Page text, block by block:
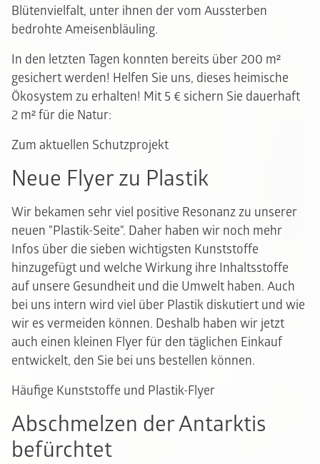
Blütenvielfalt, unter ihnen der vom Aussterben
bedrohte Ameisenbläuling.
In den letzten Tagen konnten bereits über 200 m²
gesichert werden! Helfen Sie uns, dieses heimische
Ökosystem zu erhalten! Mit 5 € sichern Sie dauerhaft
2 m² für die Natur:
Zum aktuellen Schutzprojekt
Neue Flyer zu Plastik
Wir bekamen sehr viel positive Resonanz zu unserer
neuen "Plastik-Seite". Daher haben wir noch mehr
Infos über die sieben wichtigsten Kunststoffe
hinzugefügt und welche Wirkung ihre Inhaltsstoffe
auf unsere Gesundheit und die Umwelt haben. Auch
bei uns intern wird viel über Plastik diskutiert und wie
wir es vermeiden können. Deshalb haben wir jetzt
auch einen kleinen Flyer für den täglichen Einkauf
entwickelt, den Sie bei uns bestellen können.
Häufige Kunststoffe und Plastik-Flyer
Abschmelzen der Antarktis
befürchtet